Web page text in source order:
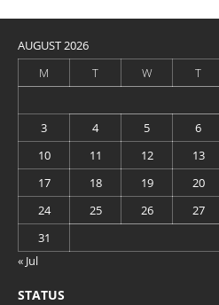
AUGUST 2026
M
T W T
3
4 5 6
10
11 12 13
17
18 19 20
24
25 26 27
31
« Jul
STATUS